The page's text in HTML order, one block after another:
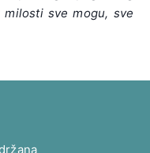
sve mogu, sve